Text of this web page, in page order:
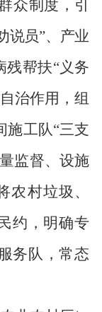
众制 度，引
说员”、产业
残帮扶“义务
治作用，组
施工队“三支
监督、设施
农村垃圾、
约，明确专
务队，常态